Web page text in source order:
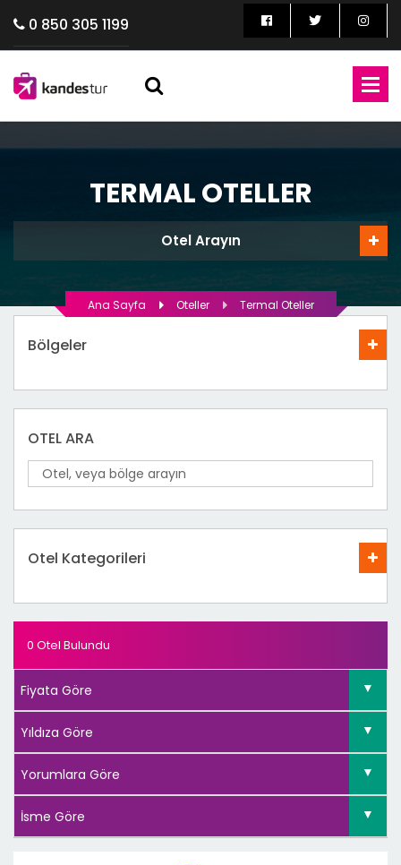
0 850 305 1199
TERMAL OTELLER
Otel Arayın
Ana Sayfa Oteller Termal Oteller
Bölgeler
OTEL ARA
Otel Kategorileri
0 Otel Bulundu